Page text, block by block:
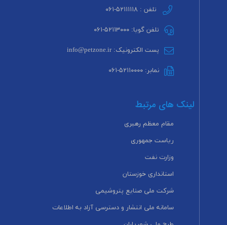
تلفن : ۵۲۱۱۱۱۱۸-۰۶۱
تلفن گویا: ۵۲۱۱۳۰۰۰-۰۶۱
پست الکترونیک: info@petzone.ir
نمابر: ۵۲۱۱۰۰۰۰-۰۶۱
لینک های مرتبط
مقام معظم رهبری
ریاست جمهوری
وزارت نفت
استانداری خوزستان
شرکت ملی صنایع پتروشیمی
سامانه ملی انتشار و دسترسی آزاد به اطلاعات